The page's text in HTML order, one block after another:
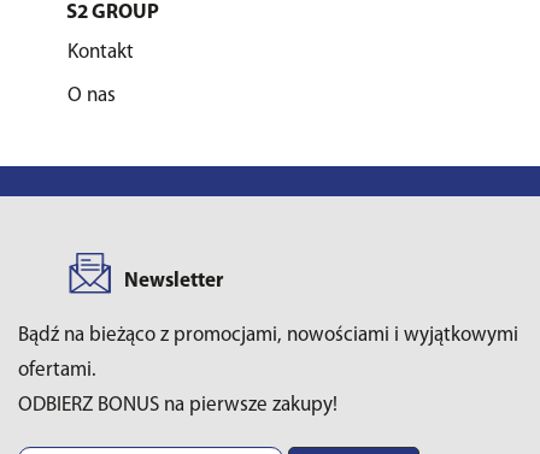
S2 GROUP
Kontakt
O nas
Newsletter
Bądź na bieżąco z promocjami, nowościami i wyjątkowymi
ofertami.
ODBIERZ BONUS na pierwsze zakupy!